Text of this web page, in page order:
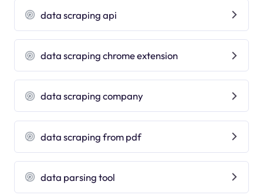
data scraping api
data scraping chrome extension
data scraping company
data scraping from pdf
data parsing tool